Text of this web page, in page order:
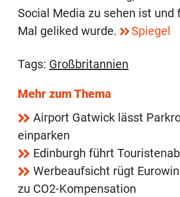
Social Media zu sehen ist und
Mal geliked wurde.
Spiegel
Tags: Großbritannien
Mehr zum Thema
Airport Gatwick lässt
einparken
Edinburgh führt
Werbeaufsicht rügt
zu CO2-Kompensation